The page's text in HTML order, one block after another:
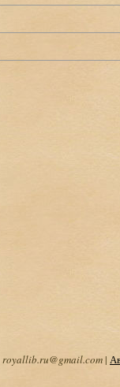
royallib.ru@gmail.com|